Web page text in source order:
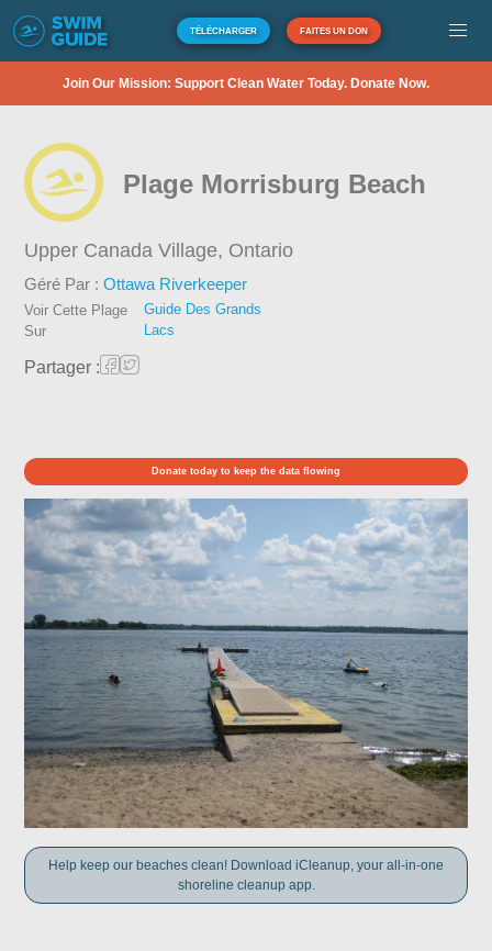
TÉLÉCHARGER FAITES UN DON
Join Our Mission: Support Clean Water Today. Donate Now.
Plage Morrisburg Beach
Upper Canada Village, Ontario
Géré Par :Ottawa Riverkeeper
Voir Cette Plage
Sur
Guide Des Grands
Lacs
Partager :
Donate today to keep the data flowing
Help keep our beaches clean! Download iCleanup, your all-in-one
shoreline cleanup app.